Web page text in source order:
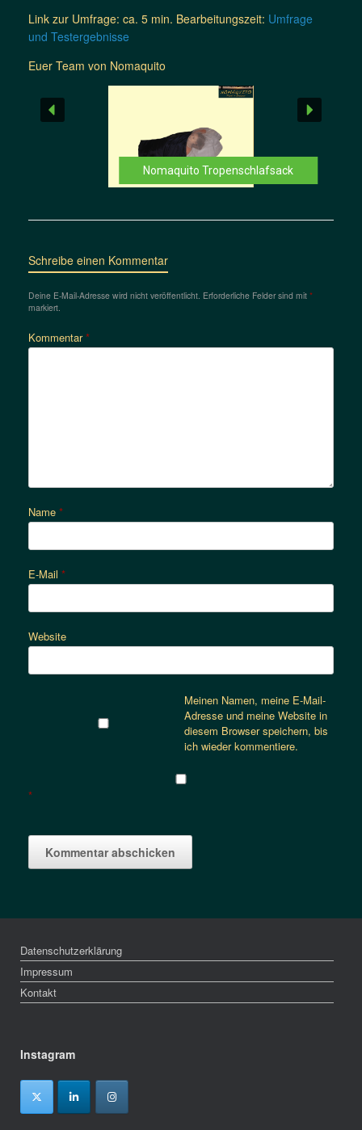
Link zur Umfrage: ca. 5 min. Bearbeitungszeit: Umfrage
und Testergebnisse
Euer Team von Nomaquito
Nomaquito Tropenschlafsack
Schreibe einen Kommentar
Deine E-Mail-Adresse wird nicht veröffentlicht. Erforderliche Felder sind mit *
markiert.
Kommentar*
Name *
E-Mail *
Website
Meinen Namen, meine E-Mail-
Adresse und meine Website in
diesem Browser speichern, bis
ich wieder kommentiere.
*
Datenschutzerklärung
Impressum
Kontakt
Instagram